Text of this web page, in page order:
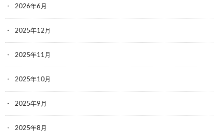
2026年6月
2025年12月
2025年11月
2025年10月
2025年9月
2025年8月